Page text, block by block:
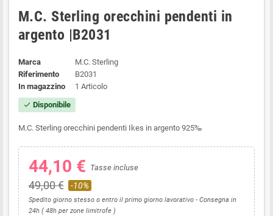
M.C. Sterling orecchini pendenti in
argento |B2031
Marca
M.C. Sterling
Riferimento
B2031
In magazzino
1 Articolo
check Disponibile
M.C. Sterling orecchini pendenti Ikes in argento 925‰
44,10 € Tasse incluse
49,00 € -10%
Spedito giorno stesso o entro il primo giorno lavorativo - Consegna in
24h ( 48h per zone limitrofe )